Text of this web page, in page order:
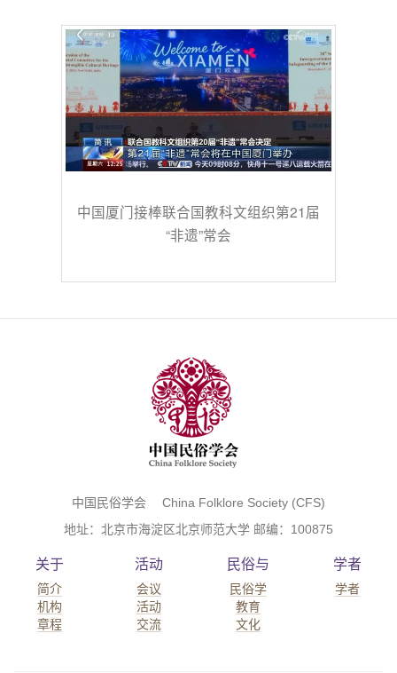
中国厦门接棒联合国教科文组织第21届
“非遗”常会
中国民俗学会 China Folklore Society (CFS)
地址：北京市海淀区北京师范大学 邮编：100875
关于
简介
机构
章程
活动
会议
活动
交流
民俗与
民俗学
教育
文化
学者
学者